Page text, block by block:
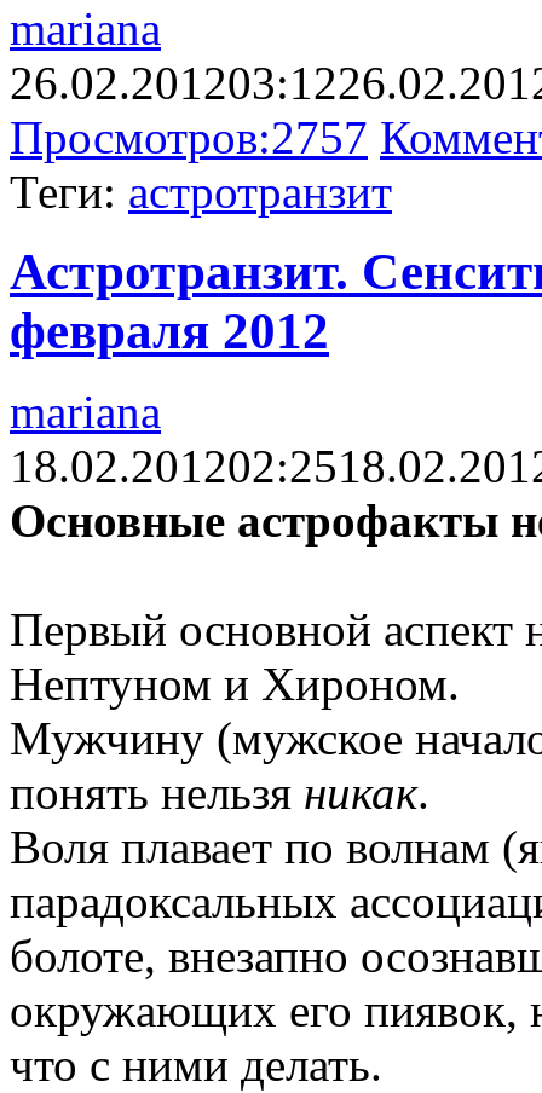
mariana
26.02.201203:12
Просмотров:2757
Теги: астротранзит
Астротранзит.
февраля 2012
mariana
18.02.201202:25
Основные астрофакты
Первый основной аспект
Нептуном и Хироном.
Мужчину (мужское
понять нельзя никак.
Воля плавает по волнам
парадоксальных
болоте, внезапно
окружающих его
что с ними делать.